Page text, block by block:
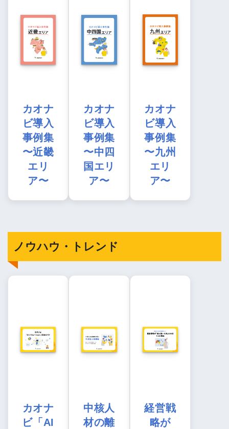
カオナ
ビ導入
事例集
〜近畿
エリ
ア〜
カオナ
ビ導入
事例集
〜中四
国エリ
ア〜
カオナ
ビ導入
事例集
〜九州
エリ
ア〜
ノウハウ・トレンド
カオナ
ビ「AI
中核人
材の離
経営戦
略が